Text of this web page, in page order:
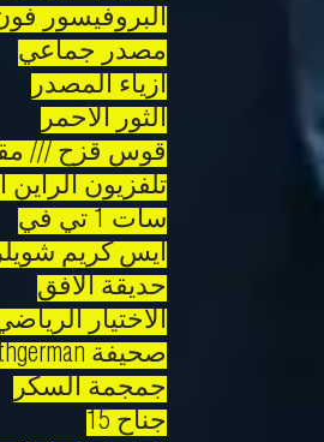
البروفيسور
مصدر جماعي
أزياء المصدر
الثور الأحمر
قوس قزح ///
تلفزيون الراين
سات 1 تي في
آيس كريم
حديقة الأفق
الاختيار
صحيفة Southgerman
جمجمة السكر
جناح 15